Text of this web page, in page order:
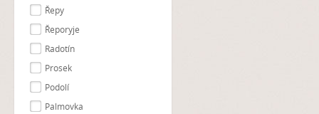
Řepy
Řeporyje
Radotín
Prosek
Podolí
Palmovka